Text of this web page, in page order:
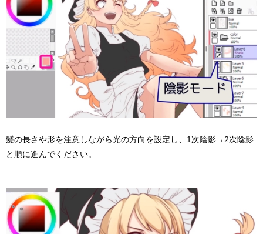
髪の長さや形を注意しながら光の方向を設定し、1次陰影→2次陰影
と順に進んでください。